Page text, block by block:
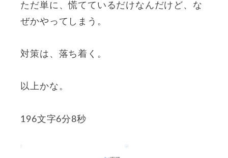
ただ単に、慌てているだけなんだけど、な
ぜかやってしまう。
対策は、落ち着く。
以上かな。
196文字6分8秒